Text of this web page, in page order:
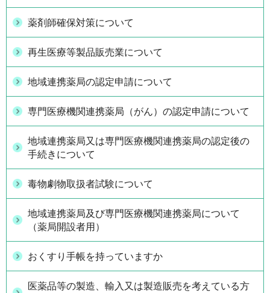
薬剤師確保対策について
再生医療等製品販売業について
地域連携薬局の認定申請について
専門医療機関連携薬局（がん）の認定申請について
地域連携薬局又は専門医療機関連携薬局の認定後の
手続きについて
毒物劇物取扱者試験について
地域連携薬局及び専門医療機関連携薬局について
（薬局開設者用）
おくすり手帳を持っていますか
医薬品等の製造、輸入又は製造販売を考えている方